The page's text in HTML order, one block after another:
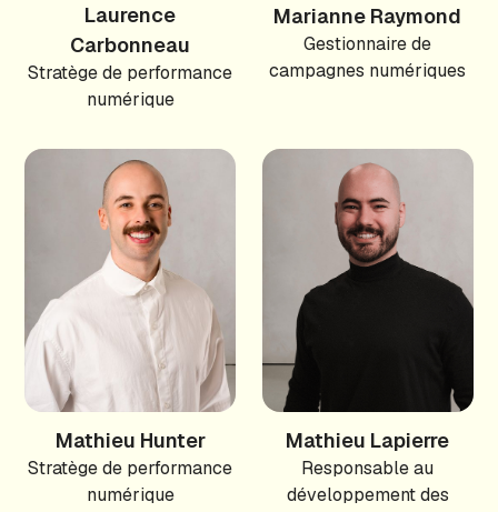
Laurence
Carbonneau
Stratège de performance
numérique
Marianne Raymond
Gestionnaire de
campagnes numériques
Mathieu Hunter
Stratège de performance
numérique
Mathieu Lapierre
Responsable au
développement des